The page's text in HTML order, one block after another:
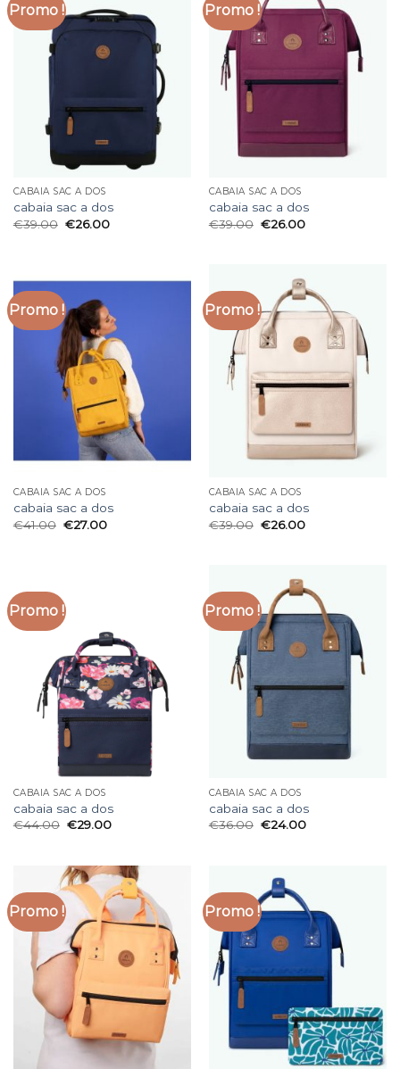
Promo !
CABAIA SAC A DOS
cabaia sac a dos
€39.00 €26.00
Promo !
CABAIA SAC A DOS
cabaia sac a dos
€39.00 €26.00
Promo !
CABAIA SAC A DOS
cabaia sac a dos
€41.00 €27.00
Promo !
CABAIA SAC A DOS
cabaia sac a dos
€39.00 €26.00
Promo !
CABAIA SAC A DOS
cabaia sac a dos
€44.00 €29.00
Promo !
CABAIA SAC A DOS
cabaia sac a dos
€36.00 €24.00
Promo ! Promo !